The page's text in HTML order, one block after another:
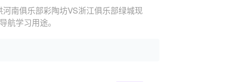
南俱乐部彩陶坊VS浙江俱乐部绿城现
航学习用途。